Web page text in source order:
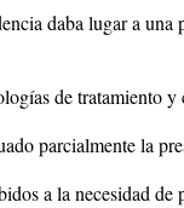
daba lugar a
de tratamiento
parcialmente la
a la necesidad de